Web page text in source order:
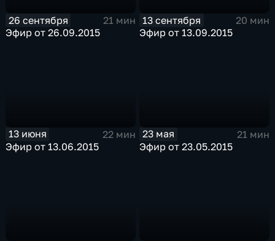
26 сентября
21 мин
Эфир от 26.09.2015
13 сентября
20 мин
Эфир от 13.09.2015
13 июня
22 мин
Эфир от 13.06.2015
23 мая
21 мин
Эфир от 23.05.2015